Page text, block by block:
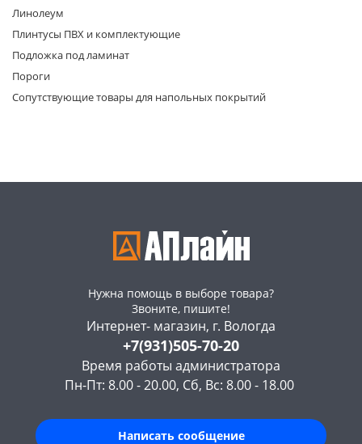
Линолеум
Плинтусы ПВХ и комплектующие
Подложка под ламинат
Пороги
Сопутствующие товары для напольных покрытий
Нужна помощь в выборе товара?
Звоните, пишите!
Интернет- магазин, г. Вологда
+7(931)505-70-20
Время работы администратора
Пн-Пт: 8.00 - 20.00, Сб, Вс: 8.00 - 18.00
Написать сообщение